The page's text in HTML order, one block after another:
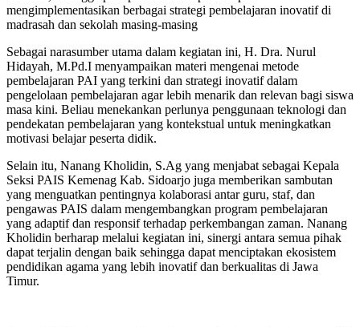
mengimplementasikan berbagai strategi pembelajaran inovatif di
madrasah dan sekolah masing-masing
Sebagai narasumber utama dalam kegiatan ini, H. Dra. Nurul
Hidayah, M.Pd.I menyampaikan materi mengenai metode
pembelajaran PAI yang terkini dan strategi inovatif dalam
pengelolaan pembelajaran agar lebih menarik dan relevan bagi siswa
masa kini. Beliau menekankan perlunya penggunaan teknologi dan
pendekatan pembelajaran yang kontekstual untuk meningkatkan
motivasi belajar peserta didik.
Selain itu, Nanang Kholidin, S.Ag yang menjabat sebagai Kepala
Seksi PAIS Kemenag Kab. Sidoarjo juga memberikan sambutan
yang menguatkan pentingnya kolaborasi antar guru, staf, dan
pengawas PAIS dalam mengembangkan program pembelajaran
yang adaptif dan responsif terhadap perkembangan zaman. Nanang
Kholidin berharap melalui kegiatan ini, sinergi antara semua pihak
dapat terjalin dengan baik sehingga dapat menciptakan ekosistem
pendidikan agama yang lebih inovatif dan berkualitas di Jawa
Timur.